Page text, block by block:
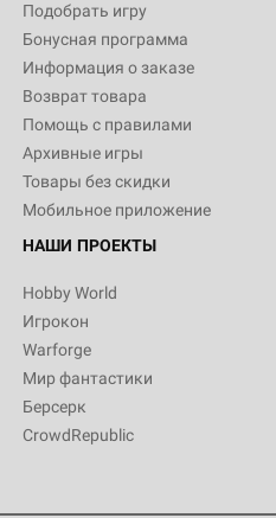
Подобрать игру
Бонусная программа
Информация о заказе
Возврат товара
Помощь с правилами
Архивные игры
Товары без скидки
Мобильное приложение
НАШИ ПРОЕКТЫ
Hobby World
Игрокон
Warforge
Мир фантастики
Берсерк
CrowdRepublic